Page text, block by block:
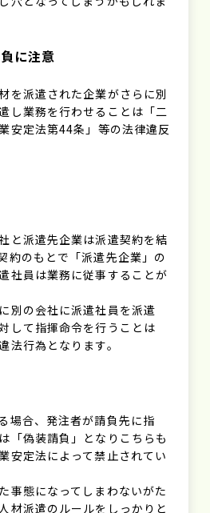
に注意
を派遣された企業がさらに別
し業務を行わせることは「二
安定法第44条」等の法律違反
と派遣先企業は派遣契約を結
約のもとで「派遣先企業」の
社員は業務に従事することが
別の会社に派遣社員を派遣
して指揮命令を行うことは
法行為となります。
場合、発注者が請負先に指
「偽装請負」となりこちらも
安定法によって禁止されてい
事態になってしまわないがた
材派遣のルールをしっかりと